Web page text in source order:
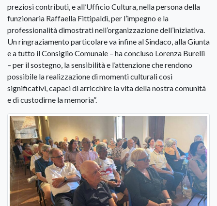
preziosi contributi, e all’Ufficio Cultura, nella persona della
funzionaria Raffaella Fittipaldi, per l’impegno e la
professionalità dimostrati nell’organizzazione dell’iniziativa.
Un ringraziamento particolare va infine al Sindaco, alla Giunta
e a tutto il Consiglio Comunale – ha concluso Lorenza Burelli
– per il sostegno, la sensibilità e l’attenzione che rendono
possibile la realizzazione di momenti culturali così
significativi, capaci di arricchire la vita della nostra comunità
e di custodirne la memoria”.